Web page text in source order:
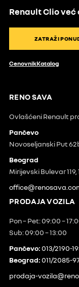
Renault Clio već
ZATRAŽI
CenovnikKatalog
RENO SAVA
Ovlašćeni Renault
Pančevo
Novoseljanski Put
Beograd
Mirijevski Bulevar 119,
PRODAJA VOZILA
Pon – Pet: 09:00 –
Sub: 09:00 – 13:00
Pančevo:013/2190-
Beograd:011/2085-
prodaja-